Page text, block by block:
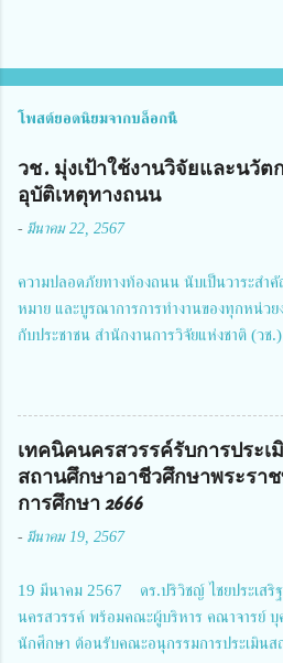
โพสต์ยอดนิยมจากบล็อกนี้
วช. มุ่งเป้าใช้งานวิจัยและนวั
อุบัติเหตุทางถนน
- มีนาคม 22, 2567
ความปลอดภัยทางท้องถนน นับเป็นวาระสำคั
หมาย และบูรณาการการทำงานของทุกหน่วย
กับประชาชน สำนักงานการวิจัยแห่งชาติ (วช
สมาคมวิศวกรรมชีวการแพทย์ไทย จัดการปร
โครงการการวิจัยเชิงปฏิบัติการโดยบูรณาก
การเสียชีวิตให้สอดคล้องกับเป้าหมายแผนแ
2567 โดยมี ดร.วิภารัตน์ ดีอ่อง ผู้อำนวยการ
ประธานในพิธีเปิดพร้อมให้นโยบายการผลักดั
การประชุมในครั้งนี้ นางสาวสตตกมล เกียร
Richmond Stylish Convention Hotel จั
ผู้อำนวยการสำนักงานการวิจัยแห่งชาติ กล่า
จัดการทุนวิจัยและนวัตกรรมได้เล็งเห็นถึงคว
เทคนิคนครสวรรค์รับการประเ
สถานศึกษาอาชีวศึกษาพระรา
การศึกษา 2666
- มีนาคม 19, 2567
19 มีนาคม 2567 ดร.ปริวิชญ์ ไชยประเสริฐ
นครสวรรค์ พร้อมคณะผู้บริหาร คณาจารย์ บุ
นักศึกษา ต้อนรับคณะอนุกรรมการประเมินส